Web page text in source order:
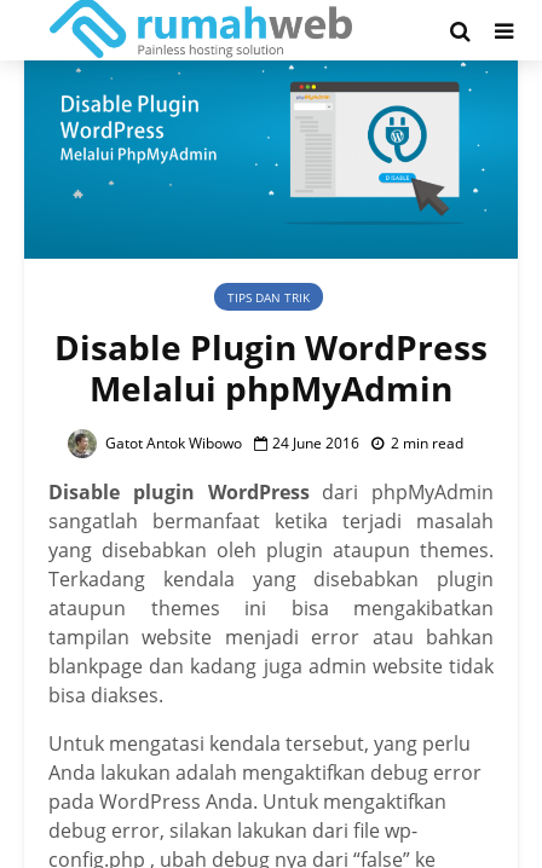
TIPS DAN TRIK
Disable Plugin WordPress
Melalui phpMyAdmin
Gatot Antok Wibowo 24 June 2016 2 min read
Disable plugin WordPressdari phpMyAdmin
sangatlah bermanfaat ketika terjadi masalah
yang disebabkan oleh plugin ataupun themes.
Terkadang kendala yang disebabkan plugin
ataupun themes ini bisa mengakibatkan
tampilan website menjadi error atau bahkan
blankpage dan kadang juga admin website tidak
bisa diakses.
Untuk mengatasi kendala tersebut, yang perlu
Anda lakukan adalah mengaktifkan debug error
pada WordPress Anda. Untuk mengaktifkan
debug error, silakan lakukan dari file wp-
config.php , ubah debug nya dari “false” ke